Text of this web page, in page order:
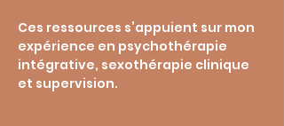
Ces ressources s’appuient sur mon
expérience en psychothérapie
intégrative, sexothérapie clinique
et supervision.